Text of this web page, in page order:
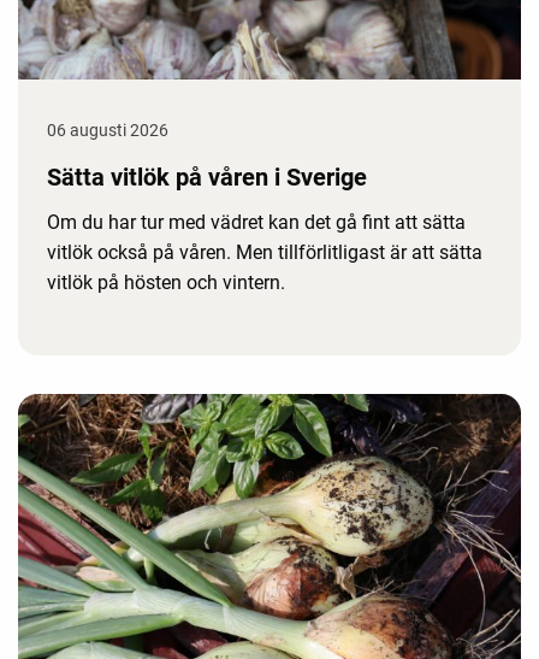
06 augusti 2026
Sätta vitlök på våren i Sverige
Om du har tur med vädret kan det gå fint att sätta
vitlök också på våren. Men tillförlitligast är att sätta
vitlök på hösten och vintern.